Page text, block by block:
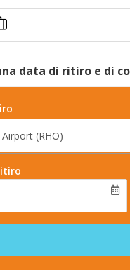
data di ritiro e di
(RHO)